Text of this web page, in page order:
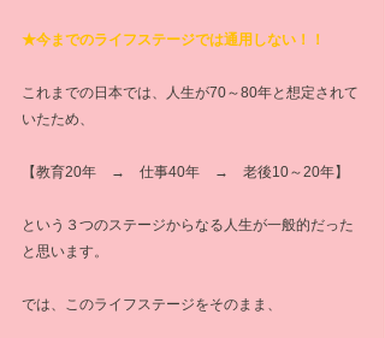
★今までのライフステージでは通用しない！！
これまでの日本では、人生が70～80年と想定されて
いたため、
【教育20年　→　仕事40年　→　老後10～20年】
という３つのステージからなる人生が一般的だった
と思います。
では、このライフステージをそのまま、